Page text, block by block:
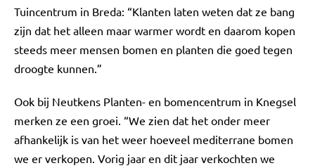
Tuincentrum in Breda: “Klanten laten weten dat ze bang
zijn dat het alleen maar warmer wordt en daarom kopen
steeds meer mensen bomen en planten die goed tegen
droogte kunnen.”
Ook bij Neutkens Planten- en bomencentrum in Knegsel
merken ze een groei. “We zien dat het onder meer
afhankelijk is van het weer hoeveel mediterrane bomen
we er verkopen. Vorig jaar en dit jaar verkochten we